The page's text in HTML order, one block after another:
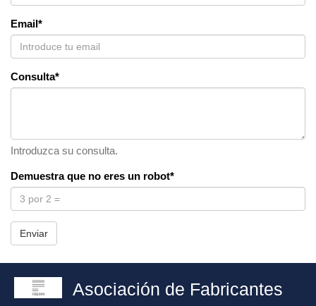
Email*
Consulta*
Introduzca su consulta.
Demuestra que no eres un robot*
Enviar
Asociación de Fabricantes